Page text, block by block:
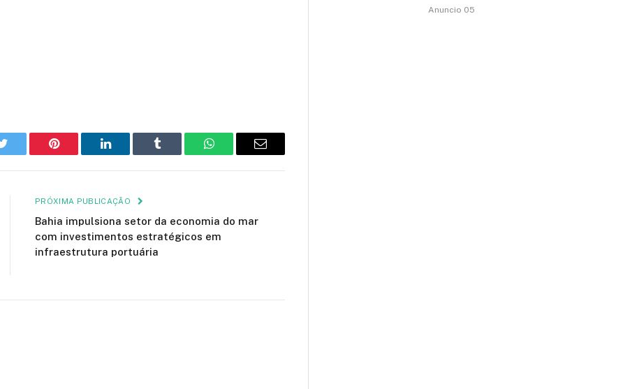
Twitter Pinterest LinkedIn Tumblr WhatsAppE-
PRÓXIMA PUBLICAÇÃO
Bahia impulsiona setor da economia do mar
com investimentos estratégicos em
infraestrutura portuária
Anuncio 05